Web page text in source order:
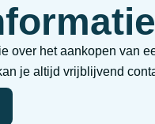
over het aankopen van
je altijd vrijblijvend